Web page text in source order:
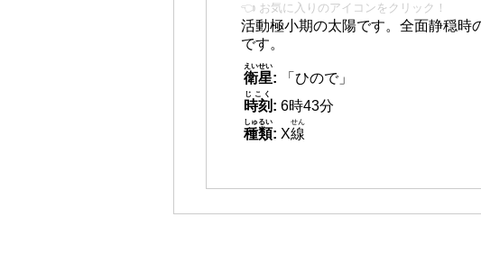
👈 お気に入りのアイコンをクリック！
活動極小期の太陽です。全面静穏時
です。
衛星
えいせい
:
「ひので」
時刻
じこく
: 6時43分
種類
しゅるい
: X線
せん